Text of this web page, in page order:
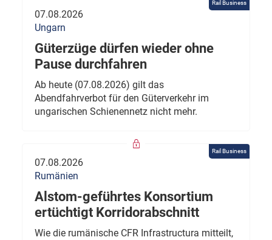
Rail Business
07.08.2026
Ungarn
Güterzüge dürfen wieder ohne
Pause durchfahren
Ab heute (07.08.2026) gilt das
Abendfahrverbot für den Güterverkehr im
ungarischen Schienennetz nicht mehr.
Rail Business
07.08.2026
Rumänien
Alstom-geführtes Konsortium
ertüchtigt Korridorabschnitt
Wie die rumänische CFR Infrastructura mitteilt,